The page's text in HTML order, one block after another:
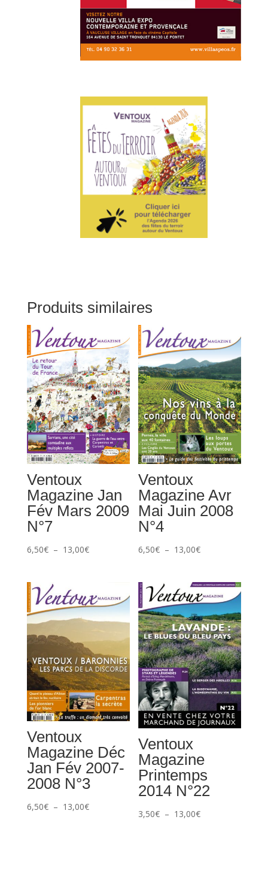
Produits similaires
Ventoux
Magazine Jan
Fév Mars 2009
N°7
6,50€ – 13,00€Plage
6,50€
à
Ventoux
Magazine Avr
Mai Juin 2008
N°4
6,50€ – 13,00€Plage
prix :
6,50€
à
13,00€
Ventoux
Magazine Déc
Jan Fév 2007-
2008 N°3
6,50€ – 13,00€Plage
Ventoux
Magazine
Printemps
2014 N°22
3,50€ – 13,00€Plage